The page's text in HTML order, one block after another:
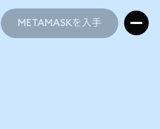
METAMASKを入手